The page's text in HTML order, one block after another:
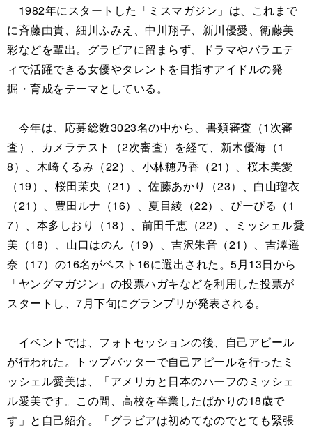
1982年にスタートした「ミスマガジン」は、これまで
に斉藤由貴、細川ふみえ、中川翔子、新川優愛、衛藤美
彩などを輩出。グラビアに留まらず、ドラマやバラエテ
ィで活躍できる女優やタレントを目指すアイドルの発
掘・育成をテーマとしている。
今年は、応募総数3023名の中から、書類審査（1次審
査）、カメラテスト（2次審査）を経て、新木優海（1
8）、木崎くるみ（22）、小林穂乃香（21）、桜木美愛
（19）、桜田茉央（21）、佐藤あかり（23）、白山瑠衣
（21）、豊田ルナ（16）、夏目綾（22）、ぴーぴる（1
7）、本多しおり（18）、前田千恵（22）、ミッシェル愛
美（18）、山口はのん（19）、吉沢朱音（21）、吉澤遥
奈（17）の16名がベスト16に選出された。5月13日から
「ヤングマガジン」の投票ハガキなどを利用した投票が
スタートし、7月下旬にグランプリが発表される。
イベントでは、フォトセッションの後、自己アピール
が行われた。トップバッターで自己アピールを行ったミ
ッシェル愛美は、「アメリカと日本のハーフのミッシェ
ル愛美です。この間、高校を卒業したばかりの18歳で
す」と自己紹介。「グラビアは初めてなのでとても緊張